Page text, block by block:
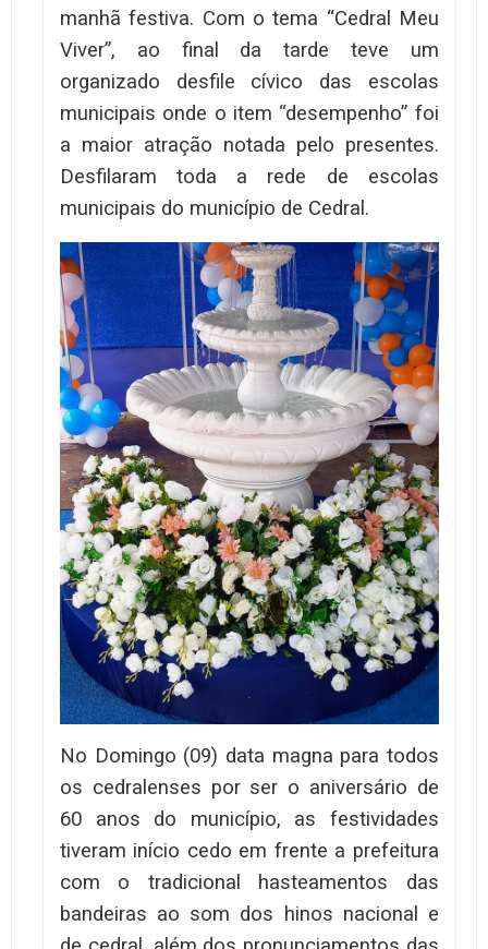
manhã festiva. Com o tema “Cedral Meu
Viver”, ao final da tarde teve um
organizado desfile cívico das escolas
municipais onde o item “desempenho” foi
a maior atração notada pelo presentes.
Desfilaram toda a rede de escolas
municipais do município de Cedral.
No Domingo (09) data magna para todos
os cedralenses por ser o aniversário de
60 anos do município, as festividades
tiveram início cedo em frente a prefeitura
com o tradicional hasteamentos das
bandeiras ao som dos hinos nacional e